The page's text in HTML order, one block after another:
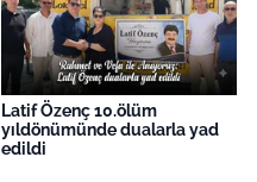
Latif Özenç 10.ölüm
yıldönümünde dualarla yad
edildi